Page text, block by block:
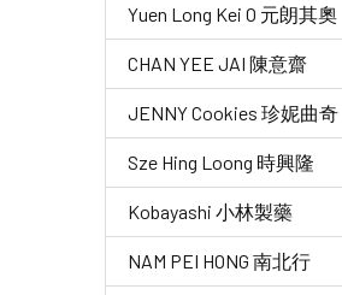
Yuen Long Kei O 元朗其奧
CHAN YEE JAI 陳意齋
JENNY Cookies 珍妮曲奇
Sze Hing Loong 時興隆
Kobayashi 小林製藥
NAM PEI HONG 南北行